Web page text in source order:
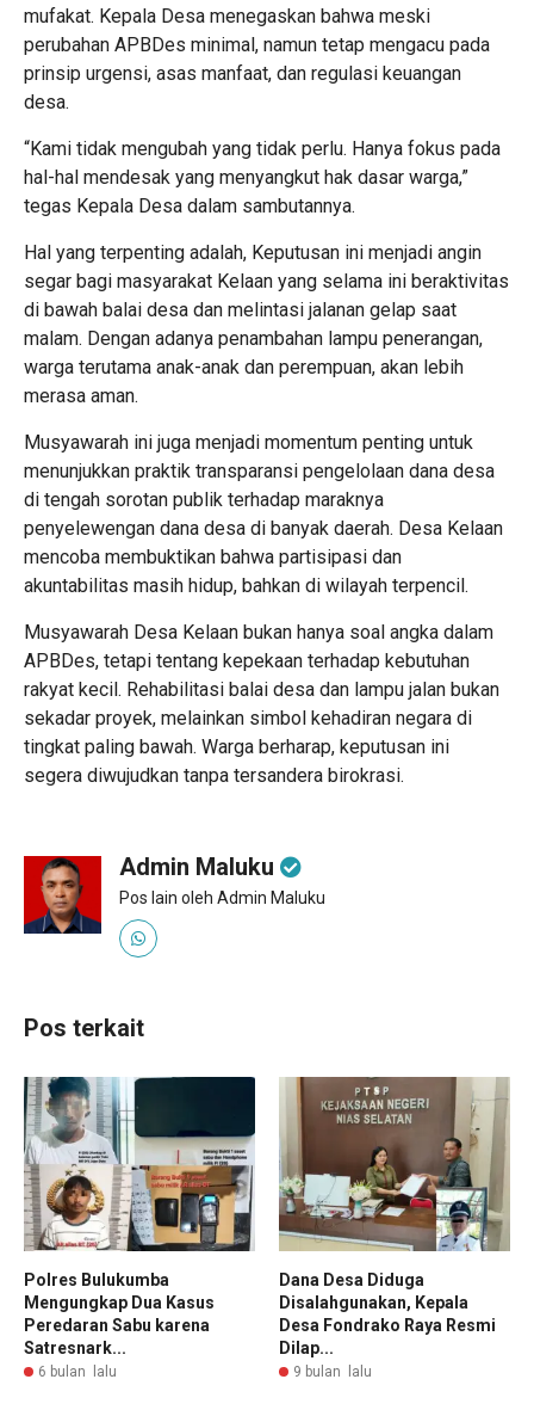
mufakat. Kepala Desa menegaskan bahwa meski
perubahan APBDes minimal, namun tetap mengacu pada
prinsip urgensi, asas manfaat, dan regulasi keuangan
desa.
“Kami tidak mengubah yang tidak perlu. Hanya fokus pada
hal-hal mendesak yang menyangkut hak dasar warga,”
tegas Kepala Desa dalam sambutannya.
Hal yang terpenting adalah, Keputusan ini menjadi angin
segar bagi masyarakat Kelaan yang selama ini beraktivitas
di bawah balai desa dan melintasi jalanan gelap saat
malam. Dengan adanya penambahan lampu penerangan,
warga terutama anak-anak dan perempuan, akan lebih
merasa aman.
Musyawarah ini juga menjadi momentum penting untuk
menunjukkan praktik transparansi pengelolaan dana desa
di tengah sorotan publik terhadap maraknya
penyelewengan dana desa di banyak daerah. Desa Kelaan
mencoba membuktikan bahwa partisipasi dan
akuntabilitas masih hidup, bahkan di wilayah terpencil.
Musyawarah Desa Kelaan bukan hanya soal angka dalam
APBDes, tetapi tentang kepekaan terhadap kebutuhan
rakyat kecil. Rehabilitasi balai desa dan lampu jalan bukan
sekadar proyek, melainkan simbol kehadiran negara di
tingkat paling bawah. Warga berharap, keputusan ini
segera diwujudkan tanpa tersandera birokrasi.
Admin Maluku
Pos lain oleh Admin Maluku
Pos terkait
Polres Bulukumba
Mengungkap Dua Kasus
Peredaran Sabu karena
Satresnark...
6 bulan lalu
Dana Desa Diduga
Disalahgunakan, Kepala
Desa Fondrako Raya Resmi
Dilap...
9 bulan lalu